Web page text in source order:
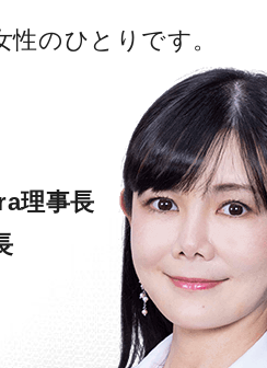
のひとりです。
理事長